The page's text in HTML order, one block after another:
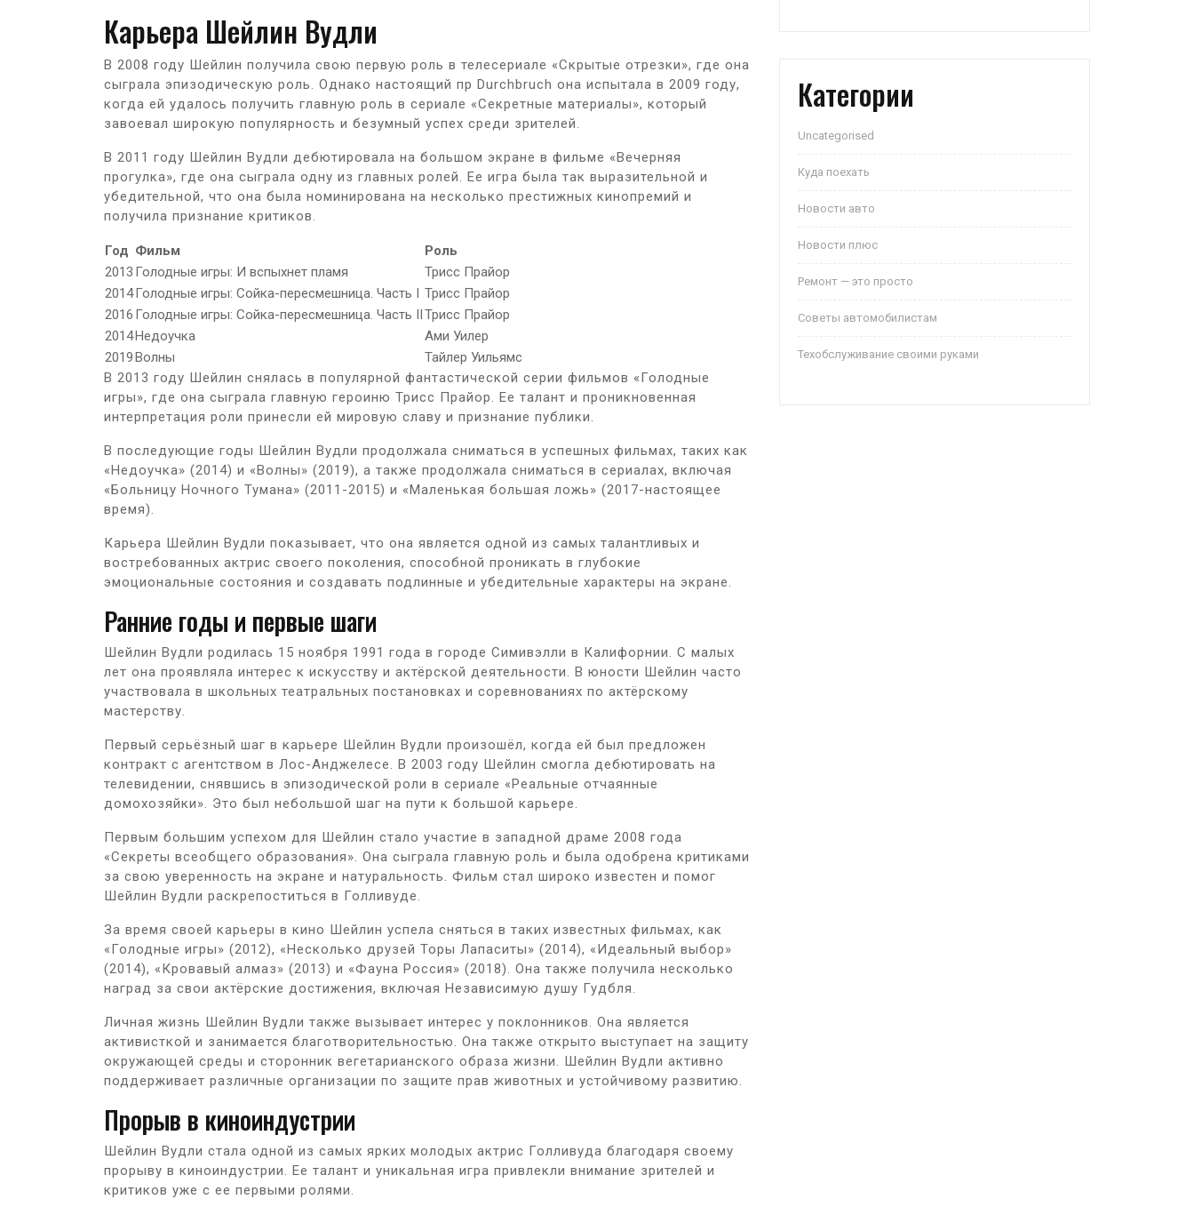
Карьера Шейлин Вудли
В 2008 году Шейлин получила свою первую роль в телесериале «Скрытые отрезки», где она
сыграла эпизодическую роль. Однако настоящий пр Durchbruch она испытала в 2009 году,
когда ей удалось получить главную роль в сериале «Секретные материалы», который
завоевал широкую популярность и безумный успех среди зрителей.
В 2011 году Шейлин Вудли дебютировала на большом экране в фильме «Вечерняя
прогулка», где она сыграла одну из главных ролей. Ее игра была так выразительной и
убедительной, что она была номинирована на несколько престижных кинопремий и
получила признание критиков.
Год Фильм
Роль
2013 Голодные игры: И вспыхнет пламя
Трисс Прайор
2014 Голодные игры: Сойка-пересмешница. Часть I
Трисс Прайор
2016 Голодные игры: Сойка-пересмешница. Часть II
Трисс Прайор
2014 Недоучка
Ами Уилер
2019 Волны
Тайлер Уильямс
В 2013 году Шейлин снялась в популярной фантастической серии фильмов «Голодные
игры», где она сыграла главную героиню Трисс Прайор. Ее талант и проникновенная
интерпретация роли принесли ей мировую славу и признание публики.
В последующие годы Шейлин Вудли продолжала сниматься в успешных фильмах, таких как
«Недоучка» (2014) и «Волны» (2019), а также продолжала сниматься в сериалах, включая
«Больницу Ночного Тумана» (2011-2015) и «Маленькая большая ложь» (2017-настоящее
время).
Карьера Шейлин Вудли показывает, что она является одной из самых талантливых и
востребованных актрис своего поколения, способной проникать в глубокие
эмоциональные состояния и создавать подлинные и убедительные характеры на экране.
Ранние годы и первые шаги
Шейлин Вудли родилась 15 ноября 1991 года в городе Симивэлли в Калифорнии. С малых
лет она проявляла интерес к искусству и актёрской деятельности. В юности Шейлин часто
участвовала в школьных театральных постановках и соревнованиях по актёрскому
мастерству.
Первый серьёзный шаг в карьере Шейлин Вудли произошёл, когда ей был предложен
контракт с агентством в Лос-Анджелесе. В 2003 году Шейлин смогла дебютировать на
телевидении, снявшись в эпизодической роли в сериале «Реальные отчаянные
домохозяйки». Это был небольшой шаг на пути к большой карьере.
Первым большим успехом для Шейлин стало участие в западной драме 2008 года
«Секреты всеобщего образования». Она сыграла главную роль и была одобрена критиками
за свою уверенность на экране и натуральность. Фильм стал широко известен и помог
Шейлин Вудли раскрепоститься в Голливуде.
За время своей карьеры в кино Шейлин успела сняться в таких известных фильмах, как
«Голодные игры» (2012), «Несколько друзей Торы Лапаситы» (2014), «Идеальный выбор»
(2014), «Кровавый алмаз» (2013) и «Фауна Россия» (2018). Она также получила несколько
наград за свои актёрские достижения, включая Независимую душу Гудбля.
Личная жизнь Шейлин Вудли также вызывает интерес у поклонников. Она является
активисткой и занимается благотворительностью. Она также открыто выступает на защиту
окружающей среды и сторонник вегетарианского образа жизни. Шейлин Вудли активно
поддерживает различные организации по защите прав животных и устойчивому развитию.
Прорыв в киноиндустрии
Шейлин Вудли стала одной из самых ярких молодых актрис Голливуда благодаря своему
прорыву в киноиндустрии. Ее талант и уникальная игра привлекли внимание зрителей и
критиков уже с ее первыми ролями.
Категории
Uncategorised
Куда поехать
Новости авто
Новости плюс
Ремонт — это просто
Советы автомобилистам
Техобслуживание своими руками